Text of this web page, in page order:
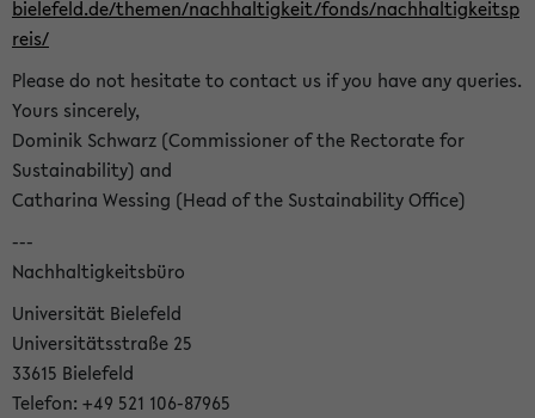
bielefeld.de/themen/nachhaltigkeit/fonds/nachhaltigkeitsp
reis/
Please do not hesitate to contact us if you have any queries.
Yours sincerely,
Dominik Schwarz (Commissioner of the Rectorate for
Sustainability) and
Catharina Wessing (Head of the Sustainability Office)
---
Nachhaltigkeitsbüro
Universität Bielefeld
Universitätsstraße 25
33615 Bielefeld
Telefon: +49 521 106-87965